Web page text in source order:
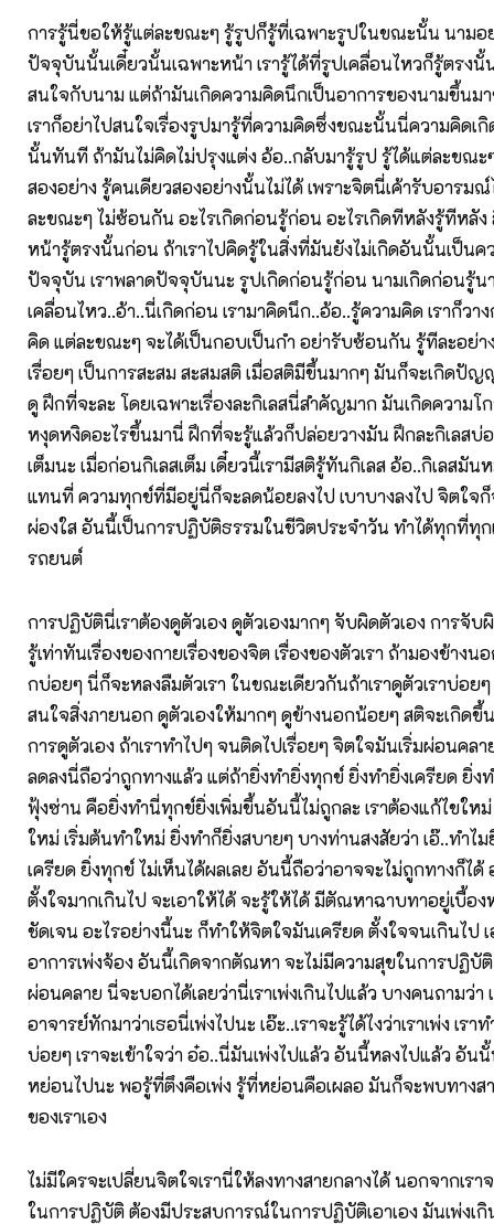
การรู้นี่ขอให้รู้แต่ละขณะๆ รู้รูปก็รู้ที่เฉพาะรูปในขณะนั้น นามอ
ปัจจุบันนั้นเดี๋ยวนั้นเฉพาะหน้า เรารู้ได้ที่รูปเคลื่อนไหวก็รู้ตรงนั้
สนใจกับนาม แต่ถ้ามันเกิดความคิดนึกเป็นอาการของนามขึ้นม
เราก็อย่าไปสนใจเรื่องรูปมารู้ที่ความคิดซึ่งขณะนั้นนี่ความคิดเ
นั้นทันที ถ้ามันไม่คิดไม่ปรุงแต่ง อ้อ..กลับมารู้รูป รู้ได้แต่ละขณะ
สองอย่าง รู้คนเดียวสองอย่างนั้นไม่ได้ เพราะจิตนี่เค้ารับอารม
ละขณะๆ ไม่ซ้อนกัน อะไรเกิดก่อนรู้ก่อน อะไรเกิดทีหลังรู้ทีหลัง
หน้ารู้ตรงนั้นก่อน ถ้าเราไปคิดรู้ในสิ่งที่มันยังไม่เกิดอันนั้นเป็นค
ปัจจุบัน เราพลาดปัจจุบันนะ รูปเกิดก่อนรู้ก่อน นามเกิดก่อนรู้น
เคลื่อนไหว..อ้า..นี่เกิดก่อน เรามาคิดนึก..อ้อ..รู้ความคิด เราก็วา
คิด แต่ละขณะๆ จะได้เป็นกอบเป็นกำ อย่ารับซ้อนกัน รู้ทีละอย่า
เรื่อยๆ เป็นการสะสม สะสมสติ เมื่อสติมีขึ้นมากๆ มันก็จะเกิดปัญ
ดู ฝึกที่จะละ โดยเฉพาะเรื่องละกิเลสนี่สำคัญมาก มันเกิดความโ
หงุดหงิดอะไรขึ้นมานี่ ฝึกที่จะรู้แล้วก็ปล่อยวางมัน ฝึกละกิเลส
เต็มนะ เมื่อก่อนกิเลสเต็ม เดี๋ยวนี้เรามีสติรู้ทันกิเลส อ้อ..กิเลส
แทนที่ ความทุกข์ที่มีอยู่นี่ก็จะลดน้อยลงไป เบาบางลงไป จิตใจก็
ผ่องใส อันนี้เป็นการปฏิบัติธรรมในชีวิตประจำวัน ทำได้ทุกที่ทุ
รถยนต์
การปฏิบัตินี่เราต้องดูตัวเอง ดูตัวเองมากๆ จับผิดตัวเอง การจับ
รู้เท่าทันเรื่องของกายเรื่องของจิต เรื่องของตัวเรา ถ้ามองข้าง
กบ่อยๆ นี่ก็จะหลงลืมตัวเรา ในขณะเดียวกันถ้าเราดูตัวเราบ่อย
สนใจสิ่งภายนอก ดูตัวเองให้มากๆ ดูข้างนอกน้อยๆ สติจะเกิด
การดูตัวเอง ถ้าเราทำไปๆ จนติดไปเรื่อยๆ จิตใจมันเริ่มผ่อนคล
ลดลงนี่ถือว่าถูกทางแล้ว แต่ถ้ายิ่งทำยิ่งทุกข์ ยิ่งทำยิ่งเครียด ยิ่ง
ฟุ้งซ่าน คือยิ่งทำนี่ทุกข์ยิ่งเพิ่มขึ้นอันนี้ไม่ถูกละ เราต้องแก้ไขให
ใหม่ เริ่มต้นทำใหม่ ยิ่งทำก็ยิ่งสบายๆ บางท่านสงสัยว่า เอ๊..ทำไ
เครียด ยิ่งทุกข์ ไม่เห็นได้ผลเลย อันนี้ถือว่าอาจจะไม่ถูกทางก็ได้
ตั้งใจมากเกินไป จะเอาให้ได้ จะรู้ให้ได้ มีตัณหาฉาบทาอยู่เบื้อง
ชัดเจน อะไรอย่างนี้นะ ก็ทำให้จิตใจมันเครียด ตั้งใจจนเกินไป
อาการเพ่งจ้อง อันนี้เกิดจากตัณหา จะไม่มีความสุขในการปฏิบัติ
ผ่อนคลาย นี่จะบอกได้เลยว่านี่เราเพ่งเกินไปแล้ว บางคนถามว่า
อาจารย์ทักมาว่าเธอนี่เพ่งไปนะ เอ๊ะ..เราจะรู้ได้ไงว่าเราเพ่ง เร
บ่อยๆ เราจะเข้าใจว่า อ๋อ..นี่มันเพ่งไปแล้ว อันนี้หลงไปแล้ว อัน
หย่อนไปนะ พอรู้ที่ตึงคือเพ่ง รู้ที่หย่อนคือเผลอ มันก็จะพบทางส
ของเราเอง
ไม่มีใครจะเปลี่ยนจิตใจเรานี่ให้ลงทางสายกลางได้ นอกจากเร
ในการปฏิบัติ ต้องมีประสบการณ์ในการปฏิบัติเอาเอง มันเพ่งเกิ